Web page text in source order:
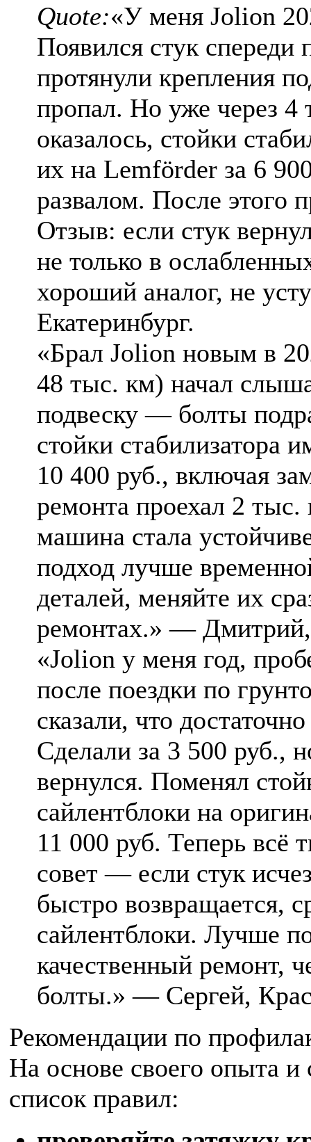
Quote:«У меня Jolion
Появился стук спереди
протянули крепления
пропал. Но уже через
оказалось, стойки
их на Lemförder за 6
развалом. После этого
Отзыв: если стук
не только в
хороший аналог, не
Екатеринбург.
«Брал Jolion новым в
48 тыс. км) начал
подвеску — болты
стойки стабилизатора
10 400 руб., включая
ремонта проехал 2
машина стала
подход лучше
деталей, меняйте их
ремонтах.» — Дмитрий,
«Jolion у меня год,
после поездки по
сказали, что
Сделали за 3 500 руб.,
вернулся. Поменял
сайлентблоки на
11 000 руб. Теперь всё
совет — если стук
быстро возвращается,
сайлентблоки. Лучше
качественный ремонт,
болты.» — Сергей,
Рекомендации по
На основе своего опыта и
список правил: